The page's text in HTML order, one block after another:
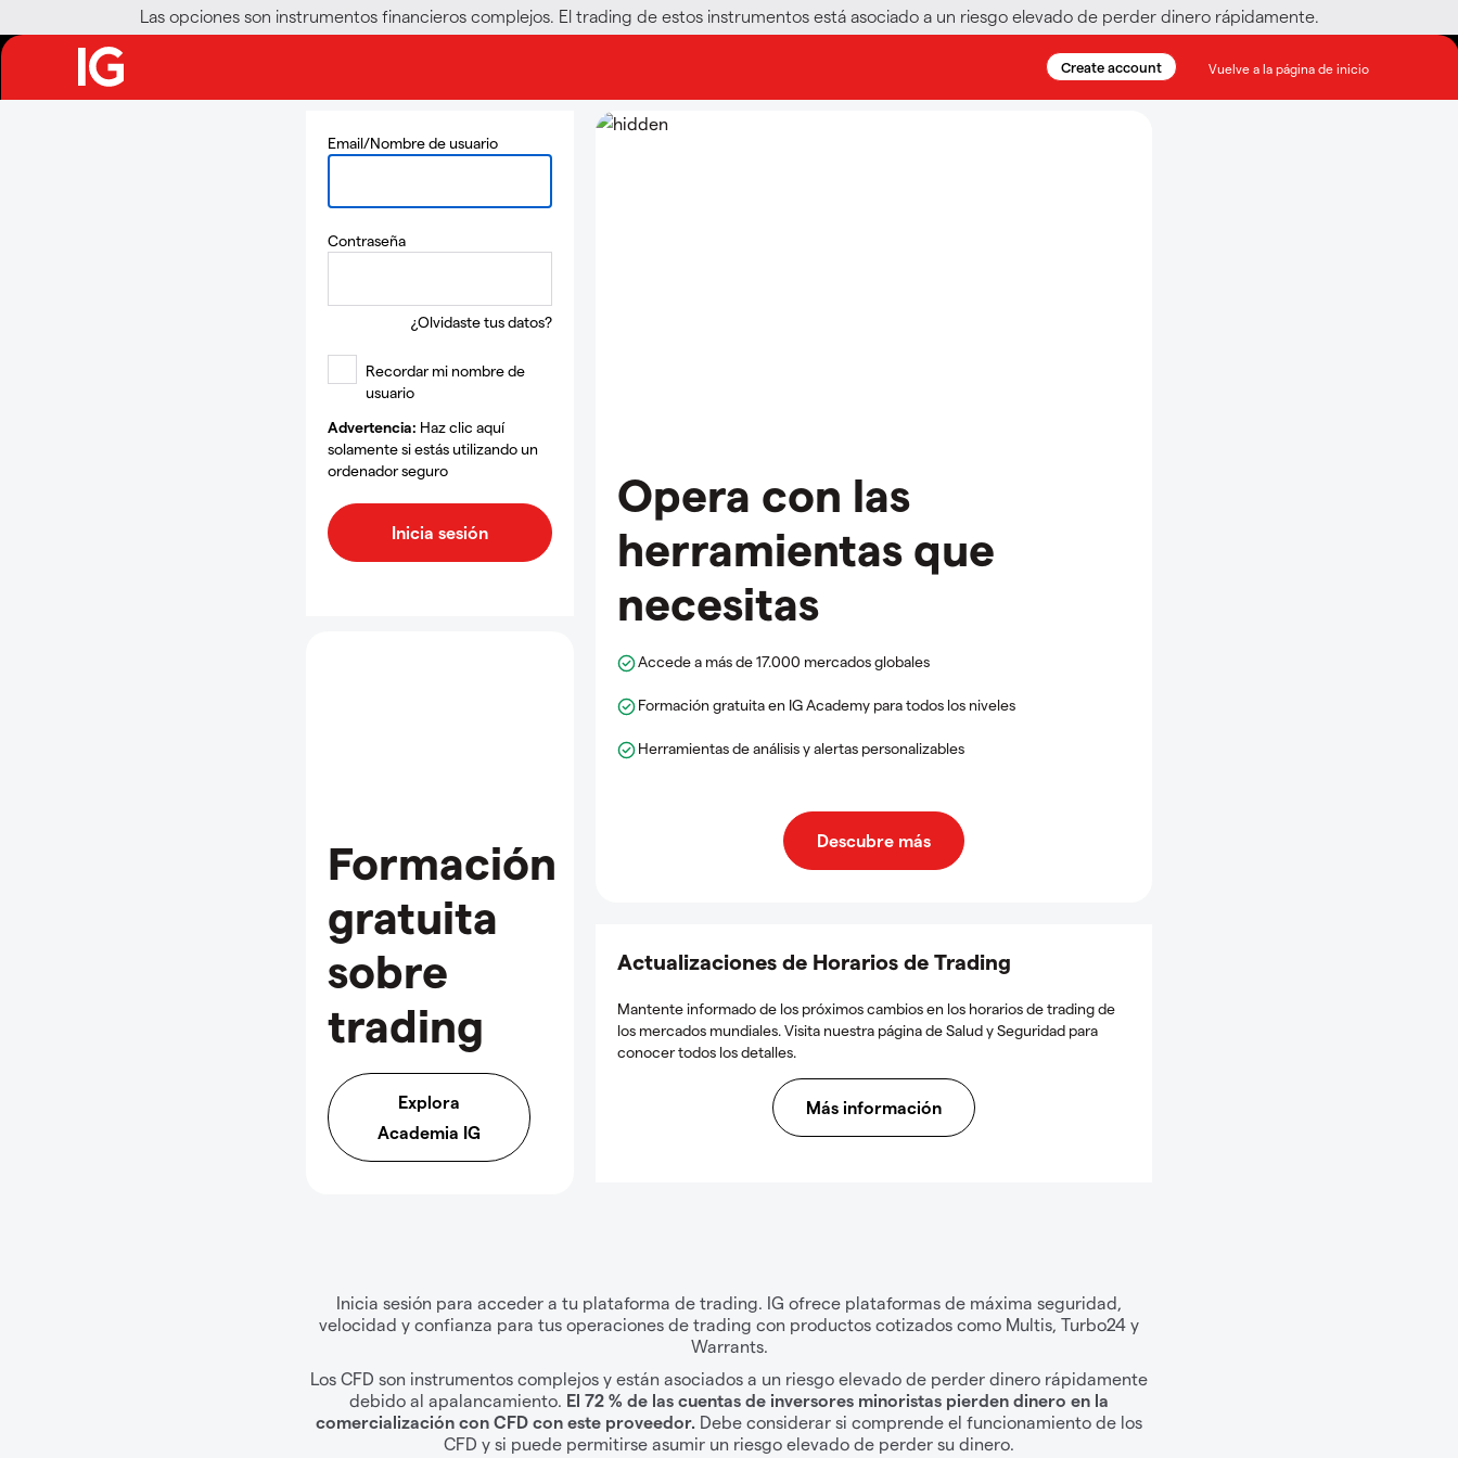
Las opciones son instrumentos financieros complejos. El trading de estos instrumentos está asociado a un riesgo elevado de perder dinero rápidamente.
Create account Vuelve a la página de inicio
Email/Nombre de usuario
Contraseña
¿Olvidaste tus datos?
Recordar mi nombre de
usuario
Advertencia: Haz clic aquí
solamente si estás utilizando un
ordenador seguro
Formación
gratuita
sobre
trading
Explora
Academia IG
Opera con las
herramientas que
necesitas
Accede a más de 17.000 mercados globales
Formación gratuita en IG Academy para todos los niveles
Herramientas de análisis y alertas personalizables
Descubre más
Actualizaciones de Horarios de Trading
Mantente informado de los próximos cambios en los horarios de trading de
los mercados mundiales. Visita nuestra página de Salud y Seguridad para
conocer todos los detalles.
Más información
Inicia sesión para acceder a tu plataforma de trading. IG ofrece plataformas de máxima seguridad,
velocidad y confianza para tus operaciones de trading con productos cotizados como Multis, Turbo24 y
Warrants.
Los CFD son instrumentos complejos y están asociados a un riesgo elevado de perder dinero rápidamente
debido al apalancamiento. El 72 % de las cuentas de inversores minoristas pierden dinero en la
comercialización con CFD con este proveedor. Debe considerar si comprende el funcionamiento de los
CFD y si puede permitirse asumir un riesgo elevado de perder su dinero.